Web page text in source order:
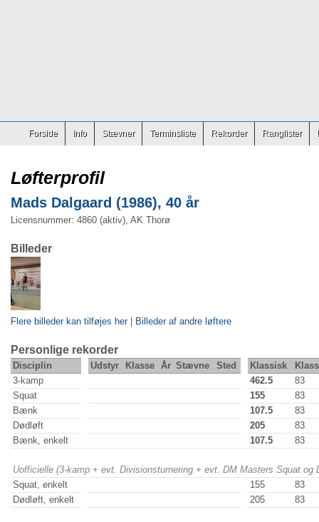
Forside Info Stævner Terminsliste Rekorder Ranglister
Løfterprofil
Mads Dalgaard (1986), 40 år
Licensnummer: 4860 (aktiv), AK Thorø
Billeder
Flere billeder kan tilføjes her| Billeder af andre løftere
Personlige rekorder
Disciplin Udstyr Klasse År Stævne Sted Klassisk
3-kamp
462.5
83
Squat
155
83
Bænk
107.5
83
Dødløft
205
83
Bænk, enkelt
107.5 83
Uofficielle (3-kamp + evt. Divisionsturnering + evt. DM Masters Squat
Squat, enkelt
155
83
Dødløft, enkelt
205 83